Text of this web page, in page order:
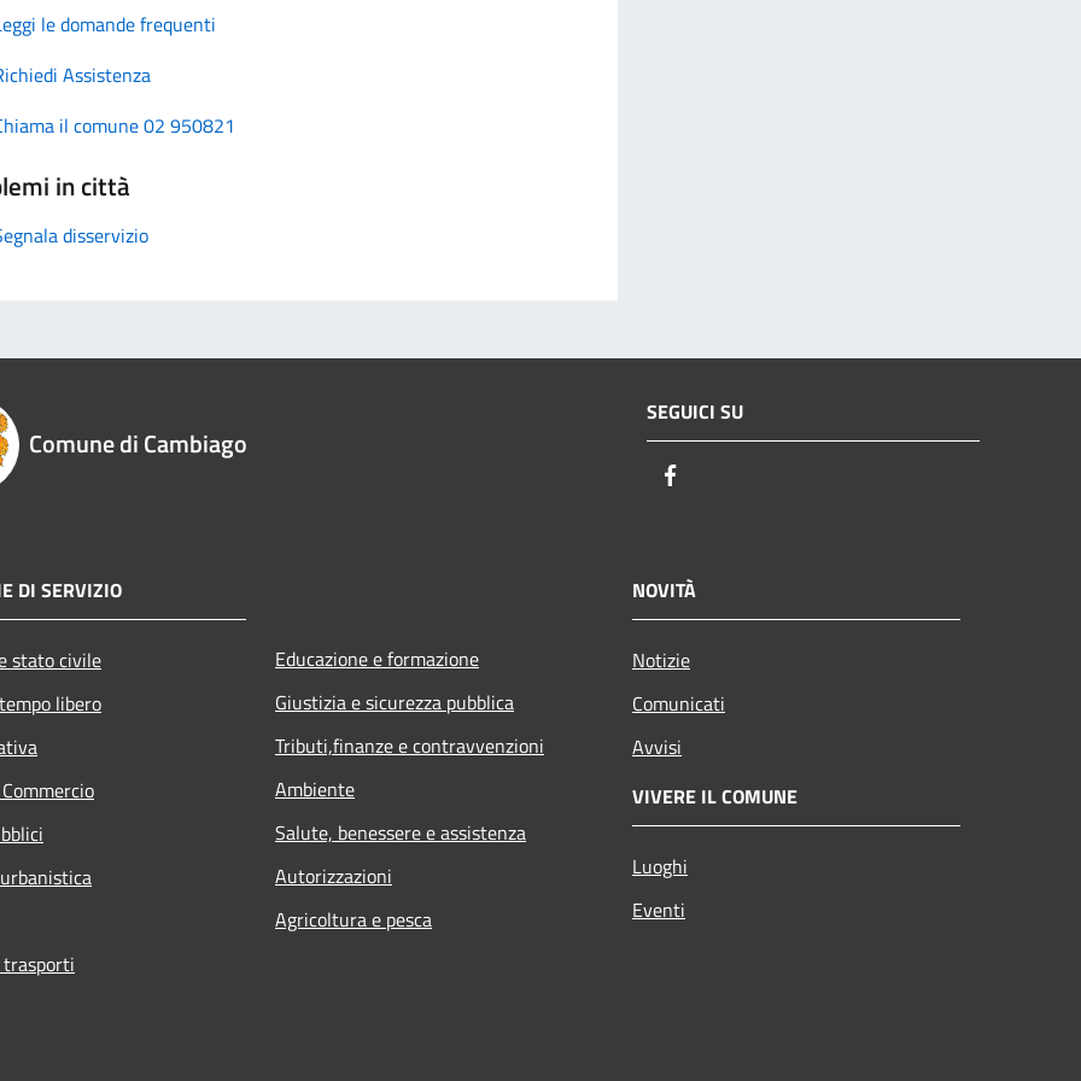
le domande frequenti
Assistenza
il comune 02 950821
in città
disservizio
Comune di Cambiago
SEGUICI SU
DI SERVIZIO
stato civile
libero
Educazione e formazione
Giustizia e sicurezza pubblica
Tributi,finanze e contravvenzioni
Ambiente
Salute, benessere e assistenza
Autorizzazioni
Agricoltura e pesca
NOVITÀ
Notizie
Comunicati
Avvisi
VIVERE IL COMUNE
Luoghi
Eventi